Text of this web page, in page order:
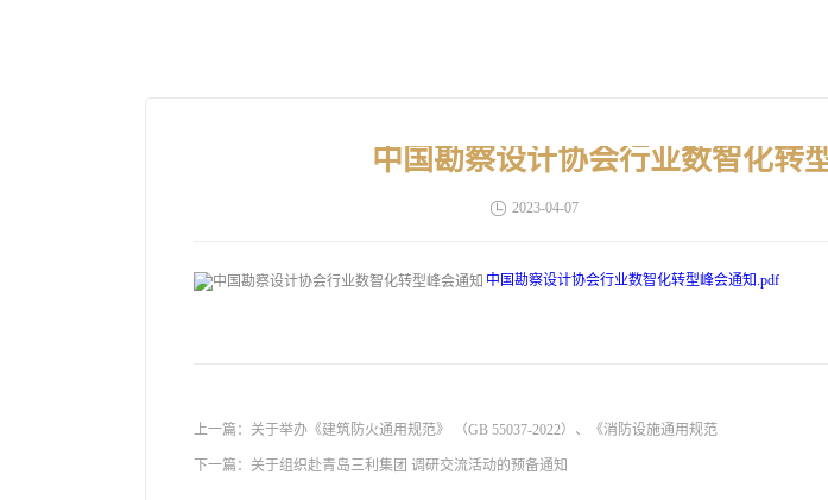
中国勘察设计协会行业数智化转
2023-04-07
中国勘察设计协会行业数智化转型峰会通知.pdf
上一篇： 关于举办《建筑防火通用规范》 （GB 55037-2022）、《消防设施通用规范
下一篇： 关于组织赴青岛三利集团 调研交流活动的预备通知